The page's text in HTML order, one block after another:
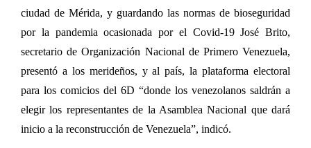
ciudad de Mérida, y guardando las normas de bioseguridad
por la pandemia ocasionada por el Covid-19 José Brito,
secretario de Organización Nacional de Primero Venezuela,
presentó a los merideños, y al país, la plataforma electoral
para los comicios del 6D “donde los venezolanos saldrán a
elegir los representantes de la Asamblea Nacional que dará
inicio a la reconstrucción de Venezuela”, indicó.